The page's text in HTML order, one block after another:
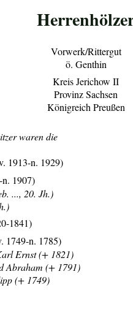
Vorwerk/Rittergut
ö. Genthin
Kreis Jerichow II
Provinz Sachsen
Königreich Preußen
waren die
1913-n. 1929)
1907)
..., 20. Jh.)
1841)
1749-n. 1785)
Ernst (+ 1821)
Abraham (+ 1791)
(+ 1749)